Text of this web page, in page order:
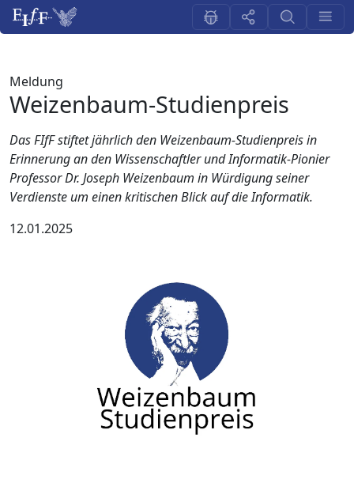
Meldung
Weizenbaum-Studienpreis
Das FIfF stiftet jährlich den Weizenbaum-Studienpreis in
Erinnerung an den Wissenschaftler und Informatik-Pionier
Professor Dr. Joseph Weizenbaum in Würdigung seiner
Verdienste um einen kritischen Blick auf die Informatik.
12.01.2025